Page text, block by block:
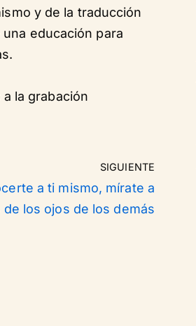
y de la traducción
educación para
la grabación
SIGUIENTE
a ti mismo, mírate a
de los ojos de los demás